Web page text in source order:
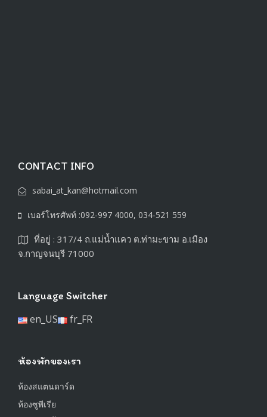
CONTACT INFO
sabai_at_kan@hotmail.com
เบอร์โทรศัพท์ :092-997 4000, 034-521 559
ที่อยู่ : 317/4 ถ.แม่น้ำแคว ต.ท่ามะขาม อ.เมือง
จ.กาญจนบุรี 71000
Language Switcher
en_US
fr_FR
ห้องพักของเรา
ห้องสแตนดาร์ด
ห้องซูพีเรีย